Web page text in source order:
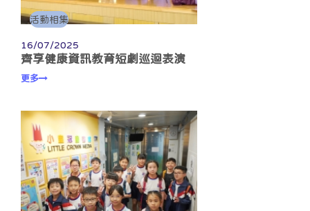
活動相集
16/07/2025
齊享健康資訊教育短劇巡迴表演
更多